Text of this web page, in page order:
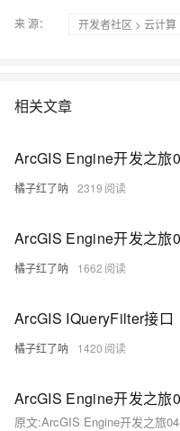
来 源： 开发者社区 > 云计算
相关文章
ArcGIS Engine开发之旅
橘子红了呐 2319
ArcGIS Engine开发之旅
橘子红了呐 1662
ArcGIS IQueryFilter接口
橘子红了呐 1420
ArcGIS Engine开发之旅